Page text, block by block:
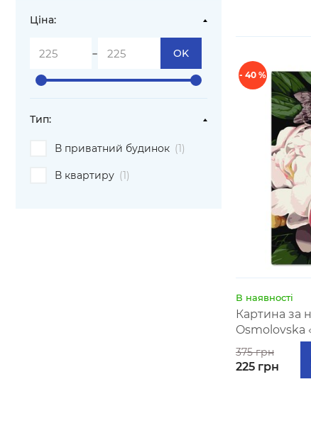
Ціна:
- OK
Тип:
В приватний будинок (1)
В квартиру (1)
- 40 %
В наявності
Картина за
Osmolovska
375 грн
225 грн